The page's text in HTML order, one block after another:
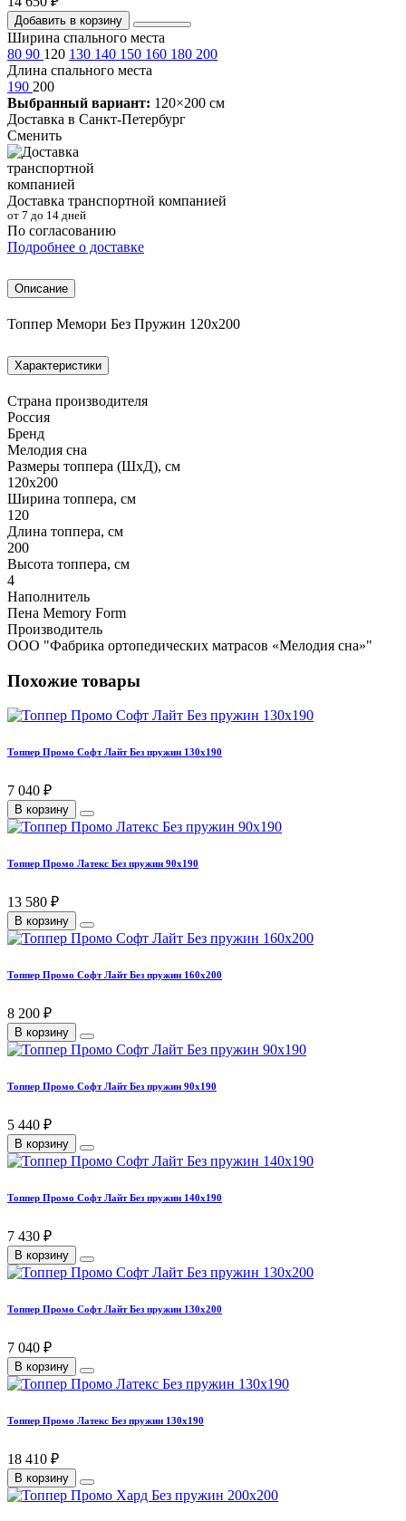
Добавить в корзину
Ширина спального места
80 90 120 130 140 150 160 180 200
Длина спального места
190 200
Выбранный вариант: 120×200 см
Доставка в Санкт-Петербург
Сменить
Доставка транспортной компанией
от 7 до 14 дней
По согласованию
Подробнее о доставке
Описание
Топпер Мемори Без Пружин 120х200
Характеристики
Страна производителя
Россия
Бренд
Мелодия сна
Размеры топпера (ШхД), см
120х200
Ширина топпера, см
120
Длина топпера, см
200
Высота топпера, см
4
Наполнитель
Пена Memory Form
Производитель
ООО "Фабрика ортопедических матрасов «Мелодия сна»"
Похожие товары
Топпер Промо Софт Лайт Без пружин 130х190
7 040 ₽
В корзину
Топпер Промо Латекс Без пружин 90х190
13 580 ₽
В корзину
Топпер Промо Софт Лайт Без пружин 160х200
8 200 ₽
В корзину
Топпер Промо Софт Лайт Без пружин 90х190
5 440 ₽
В корзину
Топпер Промо Софт Лайт Без пружин 140х190
7 430 ₽
В корзину
Топпер Промо Софт Лайт Без пружин 130х200
7 040 ₽
В корзину
Топпер Промо Латекс Без пружин 130х190
18 410 ₽
В корзину